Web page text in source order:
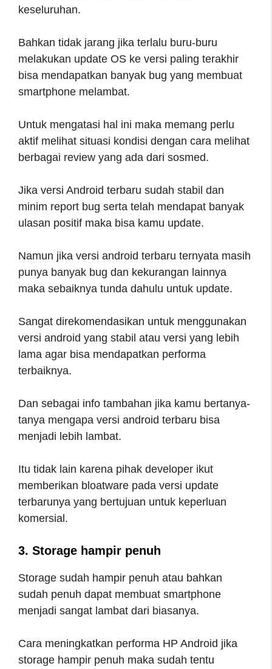
keseluruhan.
Bahkan tidak jarang jika terlalu buru-buru
melakukan update OS ke versi paling terakhir
bisa mendapatkan banyak bug yang membuat
smartphone melambat.
Untuk mengatasi hal ini maka memang perlu
aktif melihat situasi kondisi dengan cara melihat
berbagai review yang ada dari sosmed.
Jika versi Android terbaru sudah stabil dan
minim report bug serta telah mendapat banyak
ulasan positif maka bisa kamu update.
Namun jika versi android terbaru ternyata masih
punya banyak bug dan kekurangan lainnya
maka sebaiknya tunda dahulu untuk update.
Sangat direkomendasikan untuk menggunakan
versi android yang stabil atau versi yang lebih
lama agar bisa mendapatkan performa
terbaiknya.
Dan sebagai info tambahan jika kamu bertanya-
tanya mengapa versi android terbaru bisa
menjadi lebih lambat.
Itu tidak lain karena pihak developer ikut
memberikan bloatware pada versi update
terbarunya yang bertujuan untuk keperluan
komersial.
3. Storage hampir penuh
Storage sudah hampir penuh atau bahkan
sudah penuh dapat membuat smartphone
menjadi sangat lambat dari biasanya.
Cara meningkatkan performa HP Android jika
storage hampir penuh maka sudah tentu